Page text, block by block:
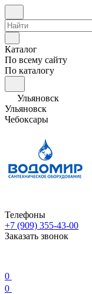
Каталог
По всему сайту
По каталогу
Ульяновск
Ульяновск
Чебоксары
Телефоны
+7 (909) 355-43-00
Заказать звонок
0
0